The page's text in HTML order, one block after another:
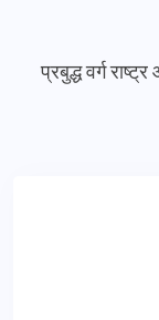
प्रबुद्ध वर्ग